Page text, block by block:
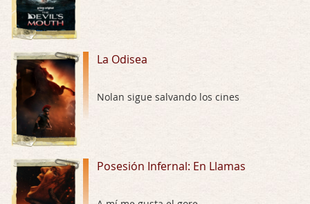
Hungry
Por: Croc
Las 10 películas gore de Almas Oscuras
Por: JORDI CRUYFF
Possession
Por: Chupasangre
Mi opinión en su día. Su duracion me ha …
La Odisea
Nolan sigue salvando los cines
Posesión Infernal: En Llamas